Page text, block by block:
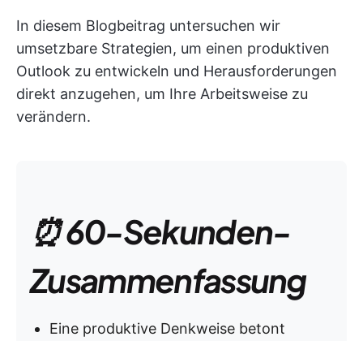
In diesem Blogbeitrag untersuchen wir
umsetzbare Strategien, um einen produktiven
Outlook zu entwickeln und Herausforderungen
direkt anzugehen, um Ihre Arbeitsweise zu
verändern.
⏰ 60-Sekunden-
Zusammenfassung
Eine produktive Denkweise betont